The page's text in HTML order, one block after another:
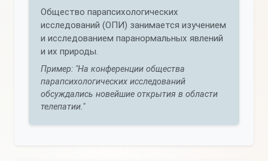
Общество парапсихологических
исследований (ОПИ) занимается изучением
и исследованием паранормальных явлений
и их природы.
Пример: "На конференции общества
парапсихологических исследований
обсуждались новейшие открытия в области
телепатии."